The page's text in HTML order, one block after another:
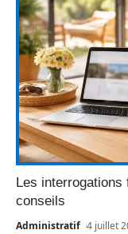
Les
conseils
Administratif 4 juillet